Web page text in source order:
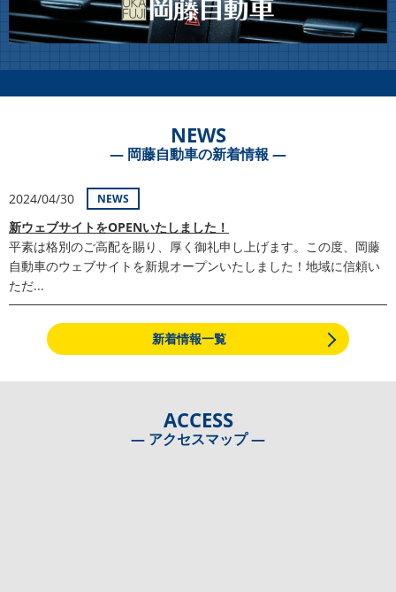
NEWS
― 岡藤自動車の新着情報 ―
2024/04/30 NEWS
新ウェブサイトをOPENいたしました！
平素は格別のご高配を賜り、厚く御礼申し上げます。この度、岡藤
自動車のウェブサイトを新規オープンいたしました！地域に信頼い
ただ...
新着情報一覧
ACCESS
― アクセスマップ ―